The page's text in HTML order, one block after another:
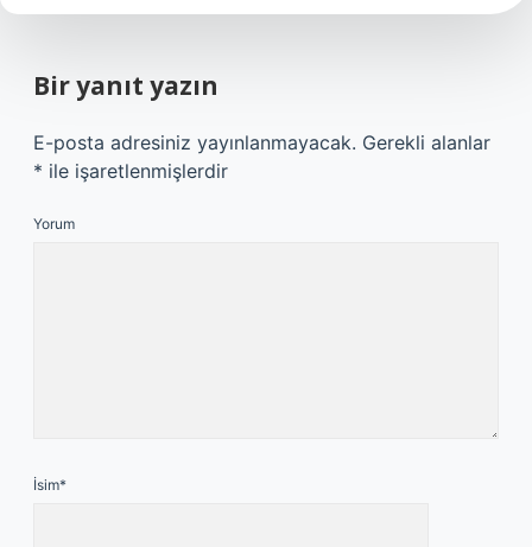
Bir yanıt yazın
E-posta adresiniz yayınlanmayacak. Gerekli alanlar
* ile işaretlenmişlerdir
Yorum
İsim*